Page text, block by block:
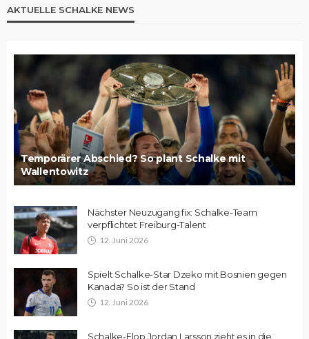
AKTUELLE SCHALKE NEWS
Temporärer Abschied? So plant Schalke mit
Wallentowitz
Nächster Neuzugang fix: Schalke-Team
verpflichtet Freiburg-Talent
12. Juni 2026
Spielt Schalke-Star Dzeko mit Bosnien gegen
Kanada? So ist der Stand
12. Juni 2026
Schalke-Flop Jordan Larsson zieht es in die